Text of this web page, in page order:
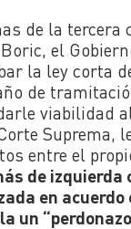
de la tercera
el
la ley corta
de
viabilidad
Suprema,
entre el
de
en acuerdo
un